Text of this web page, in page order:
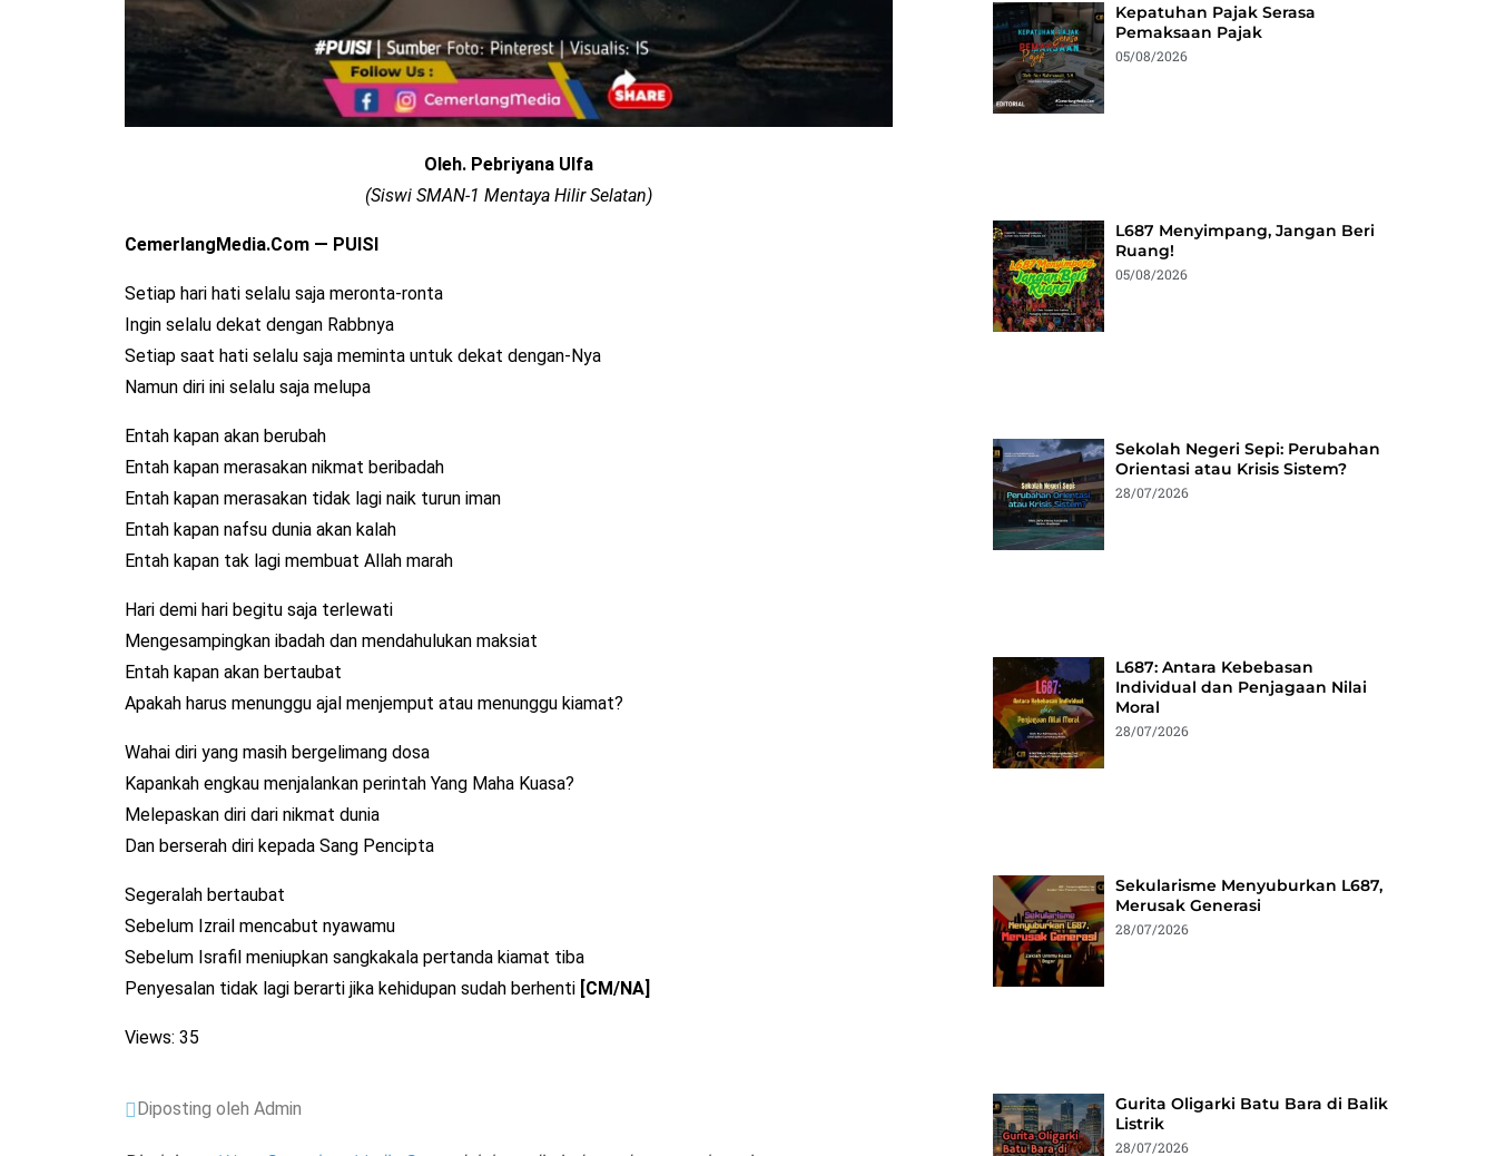
Oleh. Pebriyana Ulfa
(Siswi SMAN-1 Mentaya Hilir Selatan)
CemerlangMedia.Com — PUISI
Setiap hari hati selalu saja meronta-ronta
Ingin selalu dekat dengan Rabbnya
Setiap saat hati selalu saja meminta untuk dekat dengan-Nya
Namun diri ini selalu saja melupa
Entah kapan akan berubah
Entah kapan merasakan nikmat beribadah
Entah kapan merasakan tidak lagi naik turun iman
Entah kapan nafsu dunia akan kalah
Entah kapan tak lagi membuat Allah marah
Hari demi hari begitu saja terlewati
Mengesampingkan ibadah dan mendahulukan maksiat
Entah kapan akan bertaubat
Apakah harus menunggu ajal menjemput atau menunggu kiamat?
Wahai diri yang masih bergelimang dosa
Kapankah engkau menjalankan perintah Yang Maha Kuasa?
Melepaskan diri dari nikmat dunia
Dan berserah diri kepada Sang Pencipta
Segeralah bertaubat
Sebelum Izrail mencabut nyawamu
Sebelum Israfil meniupkan sangkakala pertanda kiamat tiba
Penyesalan tidak lagi berarti jika kehidupan sudah berhenti [CM/NA]
Views: 35
Diposting oleh Admin
Kepatuhan Pajak Serasa
Pemaksaan Pajak
05/08/2026
L687 Menyimpang, Jangan Beri
Ruang!
05/08/2026
Sekolah Negeri Sepi: Perubahan
Orientasi atau Krisis Sistem?
28/07/2026
L687: Antara Kebebasan
Individual dan Penjagaan Nilai
Moral
28/07/2026
Sekularisme Menyuburkan L687,
Merusak Generasi
28/07/2026
Gurita Oligarki Batu Bara di Balik
Listrik
28/07/2026